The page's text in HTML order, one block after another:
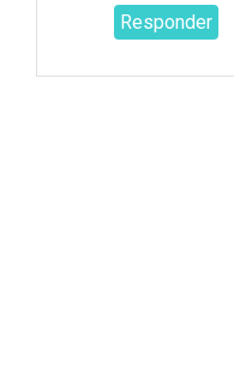
Responder